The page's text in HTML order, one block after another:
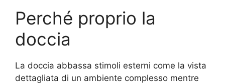
Perché proprio la
doccia
La doccia abbassa stimoli esterni come la vista
dettagliata di un ambiente complesso mentre